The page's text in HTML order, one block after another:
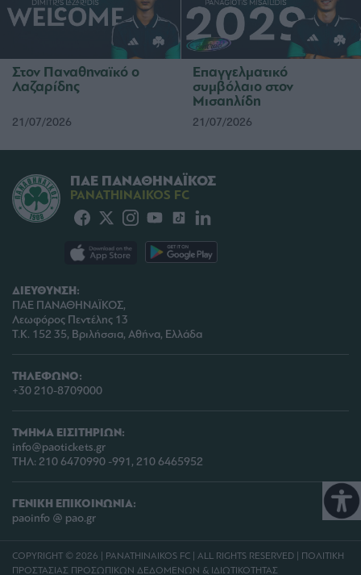
Στον Παναθηναϊκό ο
Λαζαρίδης
21/07/2026
Επαγγελματικό
συμβόλαιο στον
Μισαηλίδη
21/07/2026
ΔΙΕΥΘΥΝΣΗ:
ΠΑΕ ΠΑΝΑΘΗΝΑΪΚΟΣ,
Λεωφόρος Πεντέλης 13
Τ.Κ. 152 35, Βριλήσσια, Αθήνα, Ελλάδα
ΤΗΛΕΦΩΝΟ:
+30 210-8709000
ΤΜΗΜΑ ΕΙΣΙΤΗΡΙΩΝ:
info@paotickets.gr
ΤΗΛ: 210 6470990 -991, 210 6465952
ΓΕΝΙΚΗ ΕΠΙΚΟΙΝΩΝΙΑ:
paoinfo @ pao.gr
ΠΑΕ ΠΑΝΑΘΗΝΑΪΚΟΣ
PANATHINAIKOS FC
COPYRIGHT © 2026 | PANATHINAIKOS FC | ALL RIGHTS RESERVED | ΠΟΛΙΤΙΚΗ
ΠΡΟΣΤΑΣΙΑΣ ΠΡΟΣΩΠΙΚΩΝ ΔΕΔΟΜΕΝΩΝ & ΙΔΙΩΤΙΚΟΤΗΤΑΣ